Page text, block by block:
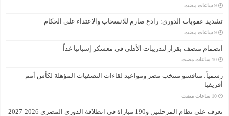
‏9 ساعات مضت
تشديد عقوبات الدوري: رادع صارم للانسحاب والاعتداء على الحكام
‏9 ساعات مضت
انضمام منصف بقرار لتدريبات الأهلي في معسكر إسبانيا غداً
‏10 ساعات مضت
رسمياً: منافسو منتخب مصر ومواعيد لقاءات التصفيات المؤهلة لكأس أمم
أفريقيا
‏10 ساعات مضت
تعرف على نظام المرحلتين و190 مباراة في انطلاقة الدوري المصري 2026-2027